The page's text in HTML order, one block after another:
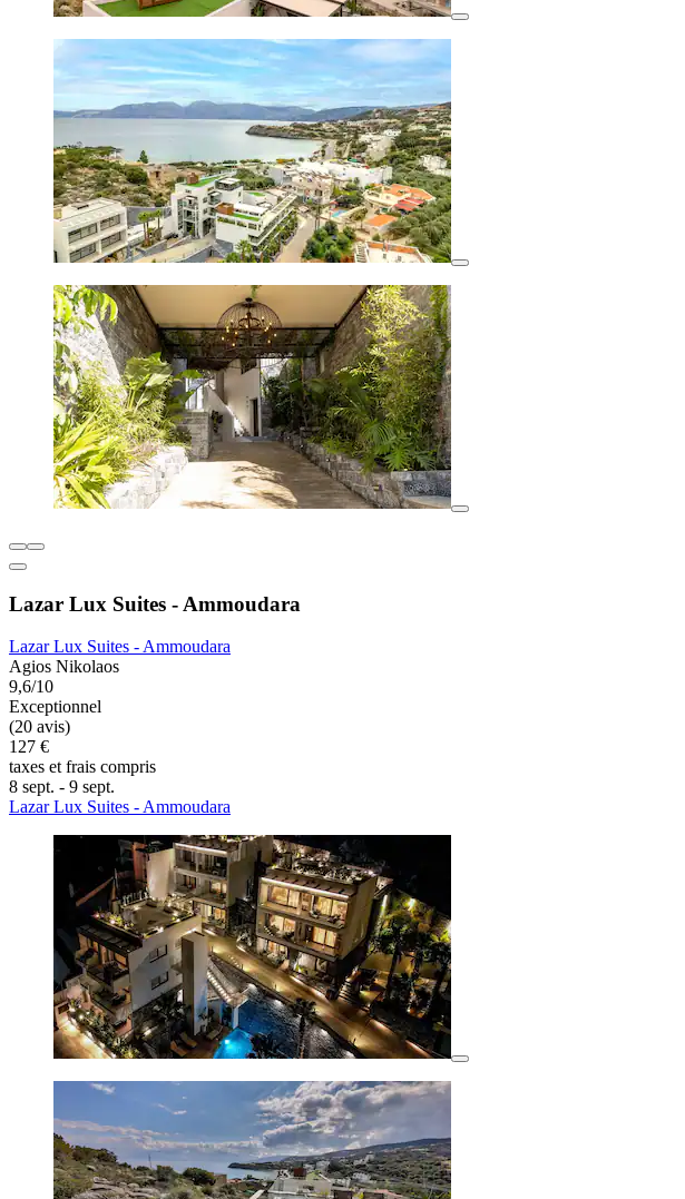
Lazar Lux Suites - Ammoudara
Lazar Lux Suites - Ammoudara
Agios Nikolaos
9,6/10
Exceptionnel
(20 avis)
127 €
taxes et frais compris
8 sept. - 9 sept.
Lazar Lux Suites - Ammoudara